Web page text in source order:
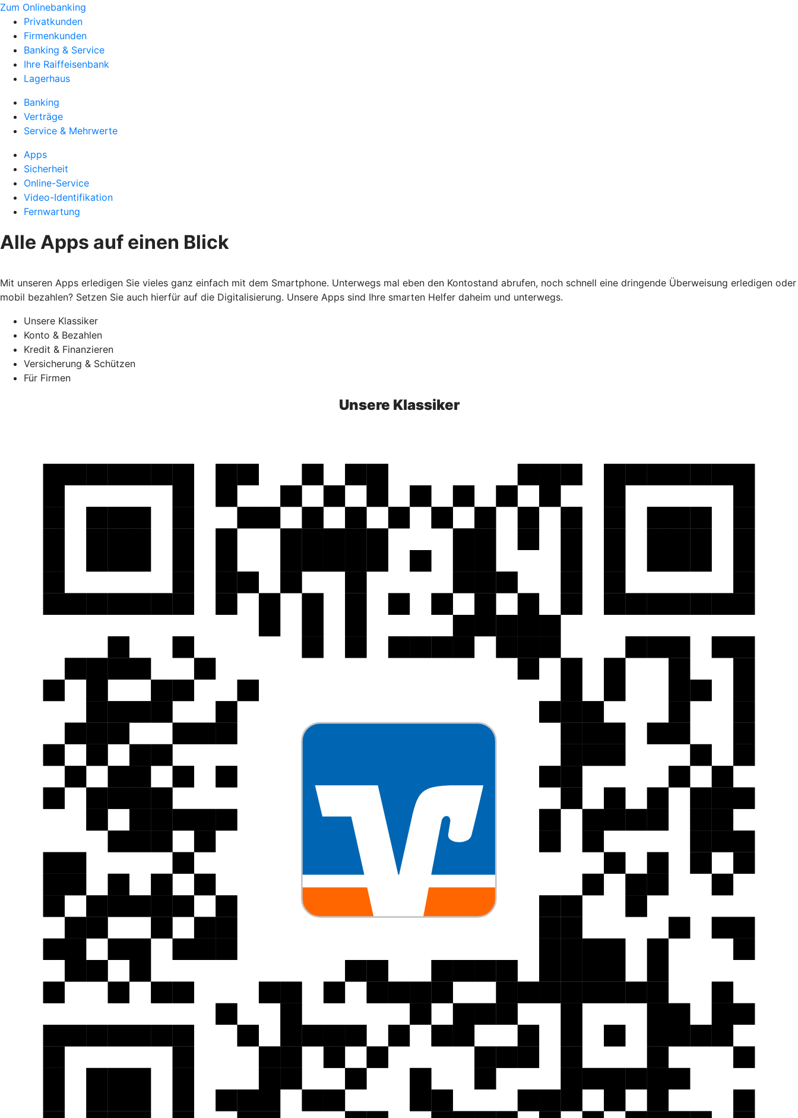
Zum Onlinebanking
Privatkunden
Firmenkunden
Banking & Service
Ihre Raiffeisenbank
Lagerhaus
Banking
Verträge
Service & Mehrwerte
Apps
Sicherheit
Online-Service
Video-Identifikation
Fernwartung
Alle Apps auf einen Blick
Mit unseren Apps erledigen Sie vieles ganz einfach mit dem Smartphone. Unterwegs mal eben den Kontostand abrufen, noch schnell eine dringende Überweisung erledigen oder
mobil bezahlen? Setzen Sie auch hierfür auf die Digitalisierung. Unsere Apps sind Ihre smarten Helfer daheim und unterwegs.
Unsere Klassiker
Konto & Bezahlen
Kredit & Finanzieren
Versicherung & Schützen
Für Firmen
Unsere Klassiker